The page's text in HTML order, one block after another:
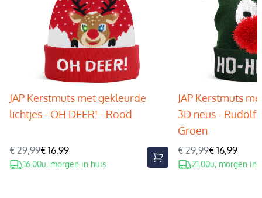
JAP Kerstmuts met gekleurde
lichtjes - OH DEER! - Rood
€ 29,99€ 16,99
16.00u, morgen in huis
JAP Kerstmuts
3D neus - Rudolf
Groen
€ 29,99€ 16,99
21.00u, morgen in